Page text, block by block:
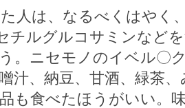
人は、なるべくはやく
チルグルコサミンなど
。ニセモノのイベル〇
汁、納豆、甘酒、緑茶、
も食べたほうがいい。